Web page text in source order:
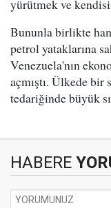
yürütmek ve
Bununla birlikte
petrol yataklarına
Venezuela'nın
açmıştı. Ülkede bir
tedariğinde büyük
HABERE